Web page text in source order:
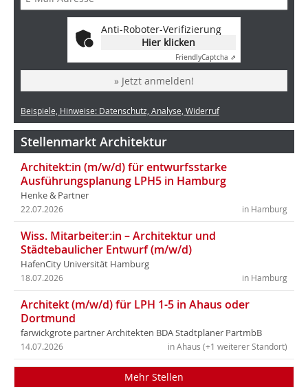
Anti-Roboter-Verifizierung
Hier klicken
FriendlyCaptcha ⇗
» Jetzt anmelden!
Beispiele, Hinweise: Datenschutz, Analyse, Widerruf
Stellenmarkt Architektur
Architekt:in (m/w/d) für entwurfsstarke
Ausführungsplanung LPH5 in Hamburg
Henke & Partner
in Hamburg
22.07.2026
Wiss. Mitarbeiter:in – Architektur und
Städtebaulicher Entwurf (m/w/d)
HafenCity Universität Hamburg
in Hamburg
18.07.2026
Architekt (m/w/d) für LPH 1-5 in Ahaus oder
Dortmund
farwickgrote partner Architekten BDA Stadtplaner PartmbB
in Ahaus (+1 weiterer Standort)
14.07.2026
Mehr Stellen